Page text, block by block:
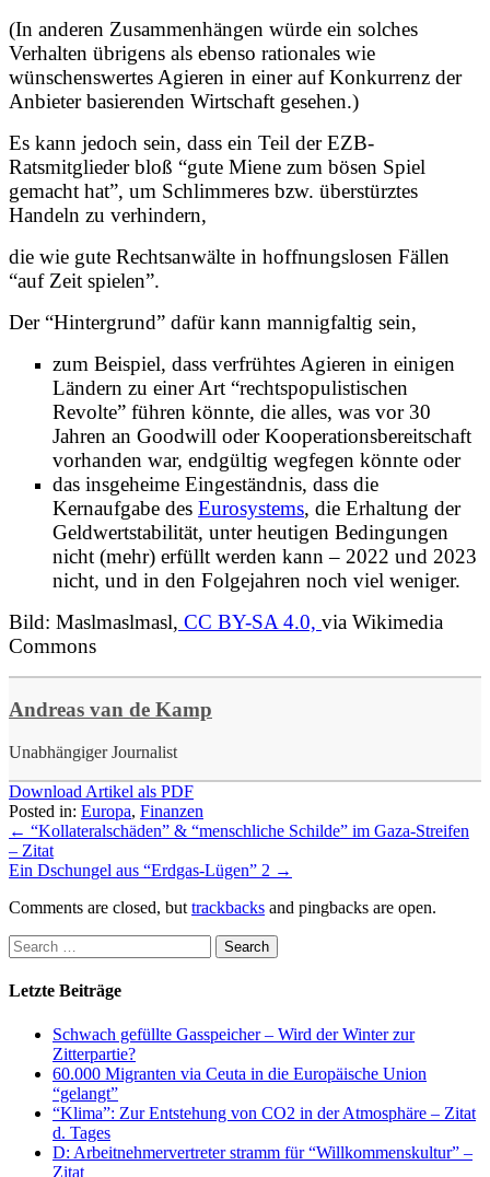
(In anderen Zusammenhängen würde ein solches
Verhalten übrigens als ebenso rationales wie
wünschenswertes Agieren in einer auf Konkurrenz der
Anbieter basierenden Wirtschaft gesehen.)
Es kann jedoch sein, dass ein Teil der EZB-
Ratsmitglieder bloß “gute Miene zum bösen Spiel
gemacht hat”, um Schlimmeres bzw. überstürztes
Handeln zu verhindern,
die wie gute Rechtsanwälte in hoffnungslosen Fällen
“auf Zeit spielen”.
Der “Hintergrund” dafür kann mannigfaltig sein,
zum Beispiel, dass verfrühtes Agieren in einigen
Ländern zu einer Art “rechtspopulistischen
Revolte” führen könnte, die alles, was vor 30
Jahren an Goodwill oder Kooperationsbereitschaft
vorhanden war, endgültig wegfegen könnte oder
das insgeheime Eingeständnis, dass die
Kernaufgabe des Eurosystems, die Erhaltung der
Geldwertstabilität, unter heutigen Bedingungen
nicht (mehr) erfüllt werden kann – 2022 und 2023
nicht, und in den Folgejahren noch viel weniger.
Bild: Maslmaslmasl, CC BY-SA 4.0, via Wikimedia
Commons
Andreas van de Kamp
Unabhängiger Journalist
Download Artikel als PDF
Posted in: Europa, Finanzen
← “Kollateralschäden” & “menschliche Schilde” im Gaza-Streifen
– Zitat
Ein Dschungel aus “Erdgas-Lügen” 2 →
Comments are closed, but trackbacks and pingbacks are open.
Letzte Beiträge
Schwach gefüllte Gasspeicher – Wird der Winter zur
Zitterpartie?
60.000 Migranten via Ceuta in die Europäische Union
“gelangt”
“Klima”: Zur Entstehung von CO2 in der Atmosphäre – Zitat
d. Tages
D: Arbeitnehmervertreter stramm für “Willkommenskultur” –
Zitat